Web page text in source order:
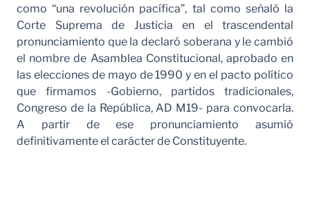
como “una revolución pacífica”, tal como señaló la
Corte Suprema de Justicia en el trascendental
pronunciamiento que la declaró soberana y le cambió
el nombre de Asamblea Constitucional, aprobado en
las elecciones de mayo de 1990 y en el pacto político
que firmamos -Gobierno, partidos tradicionales,
Congreso de la República, AD M19- para convocarla.
A partir de ese pronunciamiento asumió
definitivamente el carácter de Constituyente.